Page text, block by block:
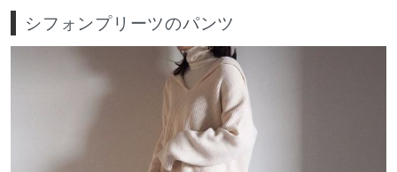
シフォンプリーツのパンツ